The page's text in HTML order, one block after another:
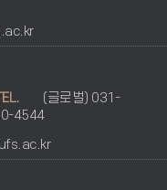
(글로벌) 031-
4544